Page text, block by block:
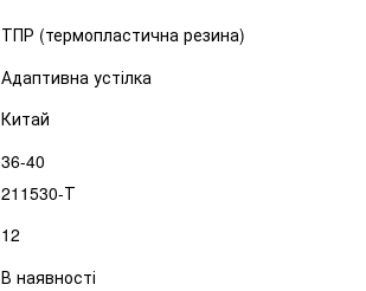
ТПР (термопластична резина)
Адаптивна устілка
Китай
36-40
211530-Т
12
В наявності